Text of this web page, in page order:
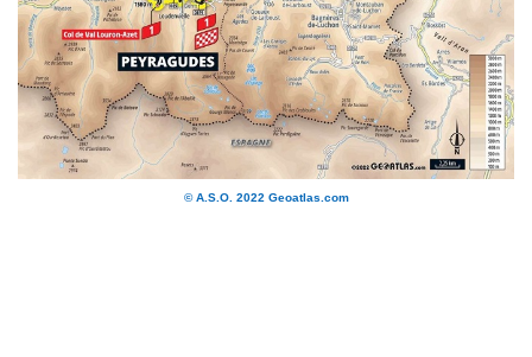
© A.S.O. 2022 Geoatlas.com